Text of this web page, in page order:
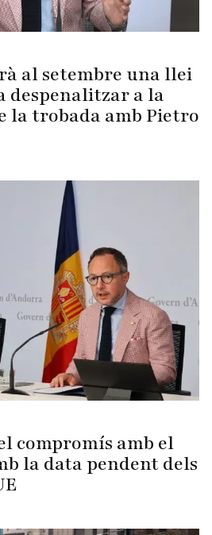
al setembre una llei
despenalitzar a la
la trobada amb Pietro
compromís amb el
la data pendent dels